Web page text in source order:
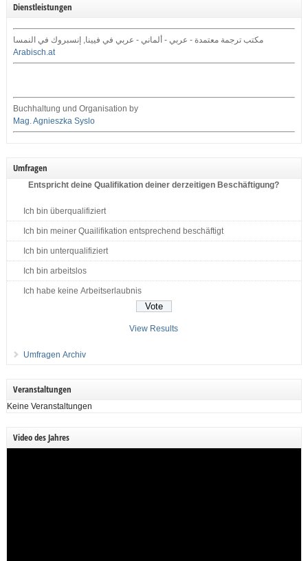
Dienstleistungen
مكتب ترجمة معتمدة - عربي - ألماني - عربي في فيينا, إنسبروك في النمسا
Arabisch.at
Buchhaltung und Organisation by
Mag. Agnieszka Syslo
Umfragen
Entspricht deine Qualifikation deiner derzeitigen Beschäftigung?
Ich bin überqualifiziert
Ich bin meiner Quailifikation entsprechend beschäftigt
Ich bin unterqualifiziert
Ich bin arbeitslos
Ich habe keine Arbeitserlaubnis
View Results
Umfragen Archiv
Veranstaltungen
Keine Veranstaltungen
Video des Jahres